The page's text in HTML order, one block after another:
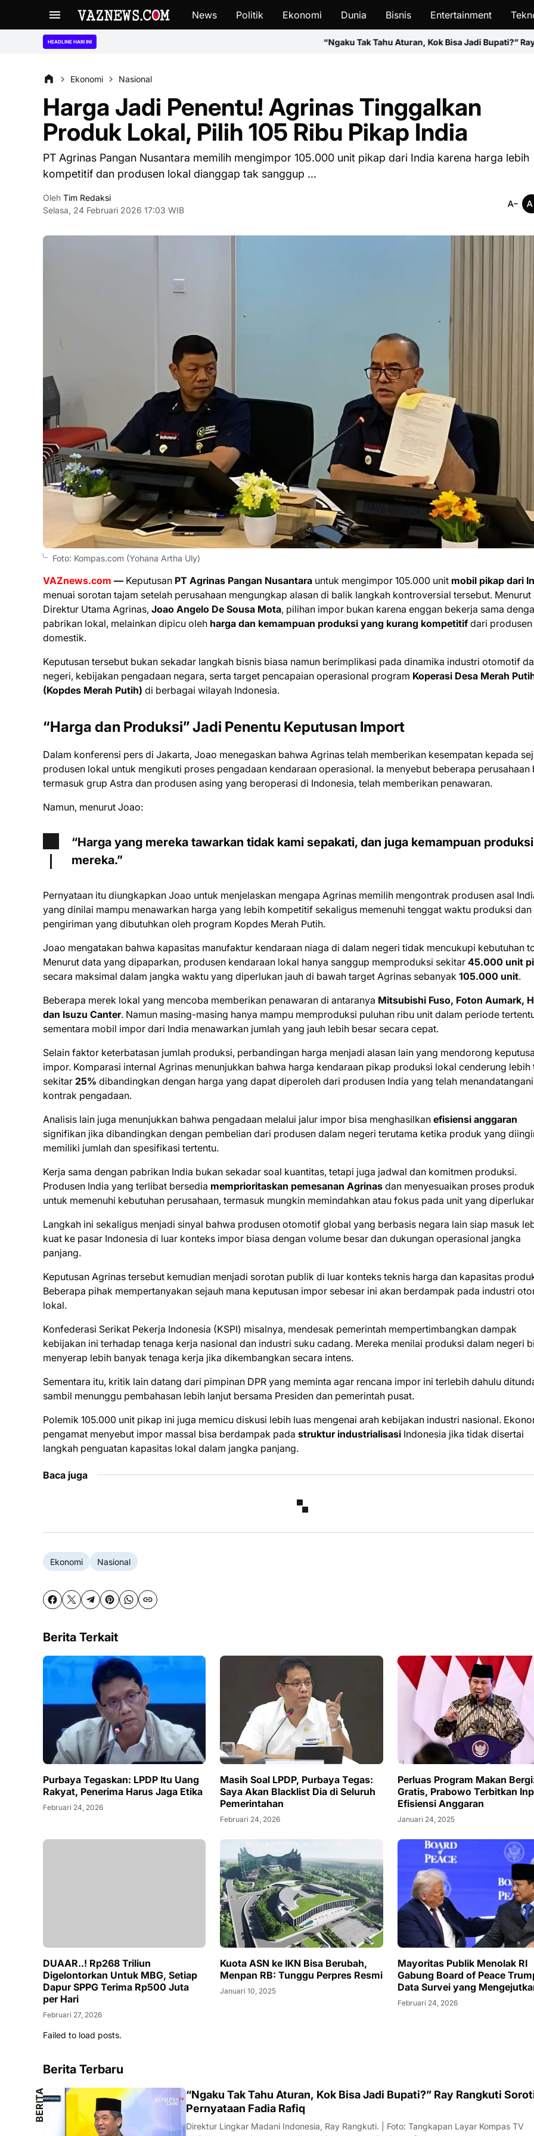
News Politik Ekonomi Dunia Bisnis Entertainment
HEADLINE HARI INI “Ngaku Tak Tahu Aturan, Kok Bisa Jadi Bupati?” Ray Rangkuti Soroti
Ekonomi Nasional
Harga Jadi Penentu! Agrinas Tinggalkan
Produk Lokal, Pilih 105 Ribu Pikap India
PT Agrinas Pangan Nusantara memilih mengimpor 105.000 unit pikap dari India karena harga lebih
kompetitif dan produsen lokal dianggap tak sanggup ...
Oleh Tim Redaksi
Selasa, 24 Februari 2026 17:03 WIB
Foto: Kompas.com (Yohana Artha Uly)
VAZnews.com — Keputusan PT Agrinas Pangan Nusantara untuk mengimpor 105.000 unit mobil pikap dari
menuai sorotan tajam setelah perusahaan mengungkap alasan di balik langkah kontroversial tersebut. Menurut
Direktur Utama Agrinas, Joao Angelo De Sousa Mota, pilihan impor bukan karena enggan bekerja sama
pabrikan lokal, melainkan dipicu oleh harga dan kemampuan produksi yang kurang kompetitif dari produsen
domestik.
Keputusan tersebut bukan sekadar langkah bisnis biasa namun berimplikasi pada dinamika industri otomotif
negeri, kebijakan pengadaan negara, serta target pencapaian operasional program Koperasi Desa Merah
(Kopdes Merah Putih) di berbagai wilayah Indonesia.
“Harga dan Produksi” Jadi Penentu Keputusan Import
Dalam konferensi pers di Jakarta, Joao menegaskan bahwa Agrinas telah memberikan kesempatan kepada
produsen lokal untuk mengikuti proses pengadaan kendaraan operasional. Ia menyebut beberapa perusahaan
termasuk grup Astra dan produsen asing yang beroperasi di Indonesia, telah memberikan penawaran.
Namun, menurut Joao:
“Harga yang mereka tawarkan tidak kami sepakati, dan juga kemampuan produksi
mereka.”
Pernyataan itu diungkapkan Joao untuk menjelaskan mengapa Agrinas memilih mengontrak produsen asal
yang dinilai mampu menawarkan harga yang lebih kompetitif sekaligus memenuhi tenggat waktu produksi dan
pengiriman yang dibutuhkan oleh program Kopdes Merah Putih.
Joao mengatakan bahwa kapasitas manufaktur kendaraan niaga di dalam negeri tidak mencukupi kebutuhan
Menurut data yang dipaparkan, produsen kendaraan lokal hanya sanggup memproduksi sekitar 45.000 unit
secara maksimal dalam jangka waktu yang diperlukan jauh di bawah target Agrinas sebanyak 105.000 unit.
Beberapa merek lokal yang mencoba memberikan penawaran di antaranya Mitsubishi Fuso, Foton Aumark,
dan Isuzu Canter. Namun masing-masing hanya mampu memproduksi puluhan ribu unit dalam periode
sementara mobil impor dari India menawarkan jumlah yang jauh lebih besar secara cepat.
Selain faktor keterbatasan jumlah produksi, perbandingan harga menjadi alasan lain yang mendorong
impor. Komparasi internal Agrinas menunjukkan bahwa harga kendaraan pikap produksi lokal cenderung lebih
sekitar 25% dibandingkan dengan harga yang dapat diperoleh dari produsen India yang telah menandatangani
kontrak pengadaan.
Analisis lain juga menunjukkan bahwa pengadaan melalui jalur impor bisa menghasilkan efisiensi anggaran
signifikan jika dibandingkan dengan pembelian dari produsen dalam negeri terutama ketika produk yang
memiliki jumlah dan spesifikasi tertentu.
Kerja sama dengan pabrikan India bukan sekadar soal kuantitas, tetapi juga jadwal dan komitmen produksi.
Produsen India yang terlibat bersedia memprioritaskan pemesanan Agrinas dan menyesuaikan proses
untuk memenuhi kebutuhan perusahaan, termasuk mungkin memindahkan atau fokus pada unit yang
Langkah ini sekaligus menjadi sinyal bahwa produsen otomotif global yang berbasis negara lain siap masuk
kuat ke pasar Indonesia di luar konteks impor biasa dengan volume besar dan dukungan operasional jangka
panjang.
Keputusan Agrinas tersebut kemudian menjadi sorotan publik di luar konteks teknis harga dan kapasitas
Beberapa pihak mempertanyakan sejauh mana keputusan impor sebesar ini akan berdampak pada industri
lokal.
Konfederasi Serikat Pekerja Indonesia (KSPI) misalnya, mendesak pemerintah mempertimbangkan dampak
kebijakan ini terhadap tenaga kerja nasional dan industri suku cadang. Mereka menilai produksi dalam negeri
menyerap lebih banyak tenaga kerja jika dikembangkan secara intens.
Sementara itu, kritik lain datang dari pimpinan DPR yang meminta agar rencana impor ini terlebih dahulu
sambil menunggu pembahasan lebih lanjut bersama Presiden dan pemerintah pusat.
Polemik 105.000 unit pikap ini juga memicu diskusi lebih luas mengenai arah kebijakan industri nasional.
pengamat menyebut impor massal bisa berdampak pada struktur industrialisasi Indonesia jika tidak disertai
langkah penguatan kapasitas lokal dalam jangka panjang.
Baca juga
Ekonomi Nasional
Berita Terkait
Purbaya Tegaskan: LPDP Itu Uang
Rakyat, Penerima Harus Jaga Etika
Februari 24, 2026
Masih Soal LPDP, Purbaya Tegas:
Saya Akan Blacklist Dia di Seluruh
Pemerintahan
Februari 24, 2026
Perluas Program Makan
Gratis, Prabowo Terbitkan
Efisiensi Anggaran
Januari 24, 2025
DUAAR..! Rp268 Triliun
Digelontorkan Untuk MBG, Setiap
Dapur SPPG Terima Rp500 Juta
per Hari
Februari 27, 2026
Kuota ASN ke IKN Bisa Berubah,
Menpan RB: Tunggu Perpres Resmi
Januari 10, 2025
Mayoritas Publik Menolak RI
Gabung Board of Peace
Data Survei yang
Februari 24, 2026
Failed to load posts.
Berita Terbaru
B
E
R
I
T
A
L
O
K
AL
“Ngaku Tak Tahu Aturan, Kok Bisa Jadi Bupati?” Ray Rangkuti
Pernyataan Fadia Rafiq
Direktur Lingkar Madani Indonesia, Ray Rangkuti. | Foto: Tangkapan Layar Kompas TV